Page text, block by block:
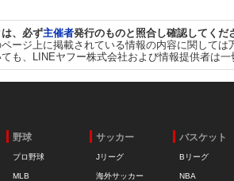
、必ず主催者発行のものと照合し確認してくだ
ージ上に掲載されている情報の内容に関して
も、LINEヤフー株式会社および情報提供者は一
野球
プロ野球
MLB
サッカー
Jリーグ
海外サッカー
バスケット
Bリーグ
NBA